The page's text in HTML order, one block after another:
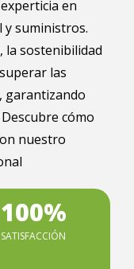
en
y suministros.
la sostenibilidad
las
garantizando
cómo
nuestro
100%
SATISFACCIÓN